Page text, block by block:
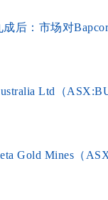
后：市场对
Ltd（
Gold Mines（